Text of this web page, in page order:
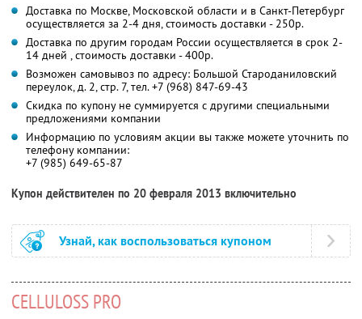
Доставка по Москве, Московской области и в Санкт-Петербург
осуществляется за 2-4 дня, стоимость доставки - 250р.
Доставка по другим городам России осуществляется в срок 2-
14 дней , стоимость доставки - 400р.
Возможен самовывоз по адресу: Большой Староданиловский
переулок, д. 2, стр. 7, тел. +7 (968) 847-69-43
Скидка по купону не суммируется с другими специальными
предложениями компании
Информацию по условиям акции вы также можете уточнить по
телефону компании:
+7 (985) 649-65-87
Купон действителен по 20 февраля 2013 включительно
Узнай, как воспользоваться купоном
CELLULOSS PRO